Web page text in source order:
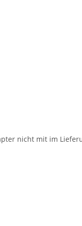
nicht mit im